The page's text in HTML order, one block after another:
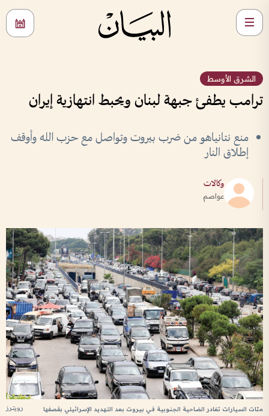
الشرق الأوسط
ترامب يطفئ جبهة لبنان ويحبط انتهازية إيران
منع نتانياهو من ضرب بيروت وتواصل مع حزب الله وأوقف
إطلاق النار
وكالات
عواصم
رويترز مئات السيارات تغادر الضاحية الجنوبية في بيروت بعد التهديد الإسرائيلي بقصفها